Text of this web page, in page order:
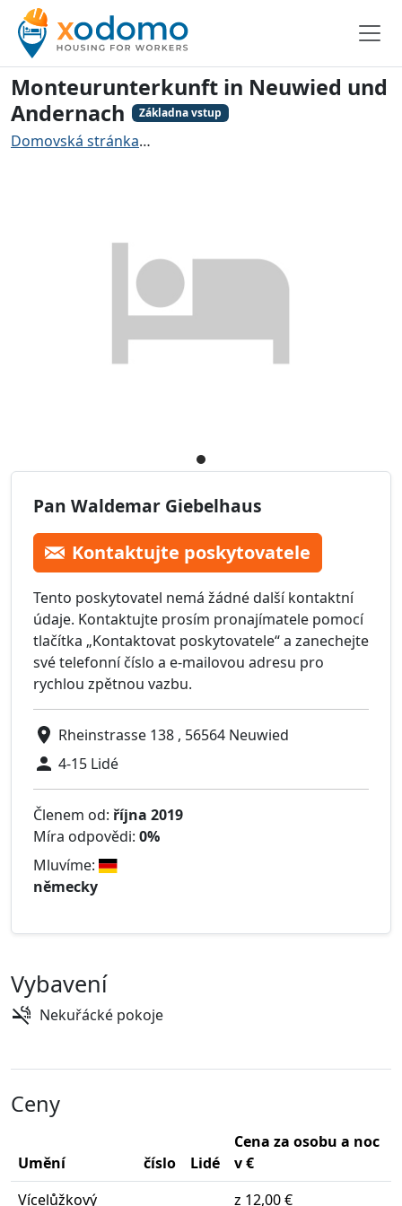
Monteurunterkunft in Neuwied und
Andernach
Základna vstup
Domovská stránka
Pan Waldemar Giebelhaus
Kontaktujte poskytovatele
Tento poskytovatel nemá žádné další kontaktní
údaje. Kontaktujte prosím pronajímatele pomocí
tlačítka „Kontaktovat poskytovatele“ a zanechejte
své telefonní číslo a e-mailovou adresu pro
rychlou zpětnou vazbu.
Rheinstrasse 138 , 56564 Neuwied
4-15 Lidé
Členem od: října 2019
Míra odpovědi: 0%
Mluvíme:
německy
Vybavení
Nekuřácké pokoje
Ceny
Umění číslo Lidé
Cena za osobu a noc
v €
Vícelůžkový
z 12,00 €